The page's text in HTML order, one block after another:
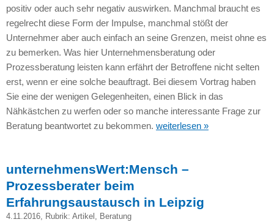
positiv oder auch sehr negativ auswirken. Manchmal braucht es
regelrecht diese Form der Impulse, manchmal stößt der
Unternehmer aber auch einfach an seine Grenzen, meist ohne es
zu bemerken. Was hier Unternehmensberatung oder
Prozessberatung leisten kann erfährt der Betroffene nicht selten
erst, wenn er eine solche beauftragt. Bei diesem Vortrag haben
Sie eine der wenigen Gelegenheiten, einen Blick in das
Nähkästchen zu werfen oder so manche interessante Frage zur
Beratung beantwortet zu bekommen. weiterlesen »
unternehmensWert:Mensch –
Prozessberater beim
Erfahrungsaustausch in Leipzig
4.11.2016, Rubrik: Artikel , Beratung